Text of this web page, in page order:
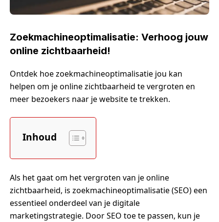
Zoekmachineoptimalisatie: Verhoog jouw
online zichtbaarheid!
Ontdek hoe zoekmachineoptimalisatie jou kan
helpen om je online zichtbaarheid te vergroten en
meer bezoekers naar je website te trekken.
Inhoud
Als het gaat om het vergroten van je online
zichtbaarheid, is zoekmachineoptimalisatie (SEO) een
essentieel onderdeel van je digitale
marketingstrategie. Door SEO toe te passen, kun je